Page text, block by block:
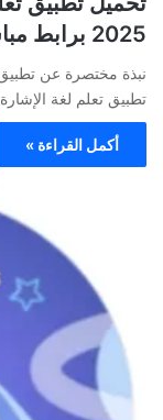
2025 برابط مباشر لـ Android
تطبيق تعلم لغة الإشارة The Asl App…
أكمل القراءة »